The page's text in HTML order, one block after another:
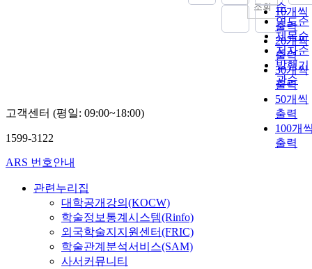
순
연도순
제목순
저자순
발행기
관순
10개씩
출력
20개씩
출력
30개씩
출력
50개씩
출력
100개
출력
조회
고객센터 (평일: 09:00~18:00)
1599-3122
ARS 번호안내
관련누리집
대학공개강의(KOCW)
학술정보통계시스템(Rinfo)
외국학술지지원센터(FRIC)
학술관계분석서비스(SAM)
사서커뮤니티